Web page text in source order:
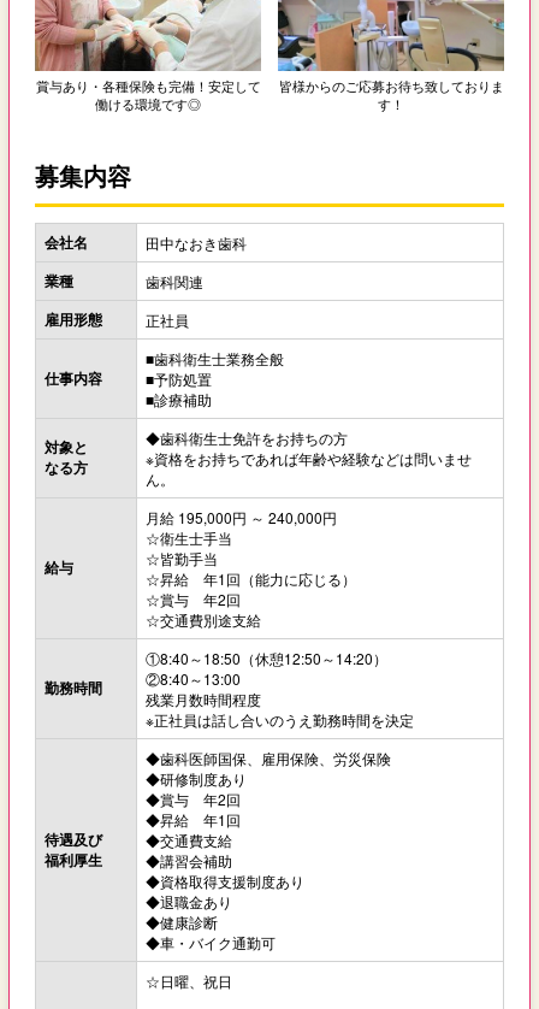
賞与あり・各種保険も完備！安定して
働ける環境です◎
皆様からのご応募お待ち致しておりま
す！
募集内容
会社名 田中なおき歯科
業種 歯科関連
雇用形態 正社員
仕事内容
■歯科衛生士業務全般
■予防処置
■診療補助
対象と
なる方
◆歯科衛生士免許をお持ちの方
※資格をお持ちであれば年齢や経験などは問いませ
ん。
給与
月給 195,000円 ～ 240,000円
☆衛生士手当
☆皆勤手当
☆昇給 年1回（能力に応じる）
☆賞与 年2回
☆交通費別途支給
勤務時間
①8:40～18:50（休憩12:50～14:20）
②8:40～13:00
残業月数時間程度
※正社員は話し合いのうえ勤務時間を決定
待遇及び
福利厚生
◆歯科医師国保、雇用保険、労災保険
◆研修制度あり
◆賞与 年2回
◆昇給 年1回
◆交通費支給
◆講習会補助
◆資格取得支援制度あり
◆退職金あり
◆健康診断
◆車・バイク通勤可
☆日曜、祝日